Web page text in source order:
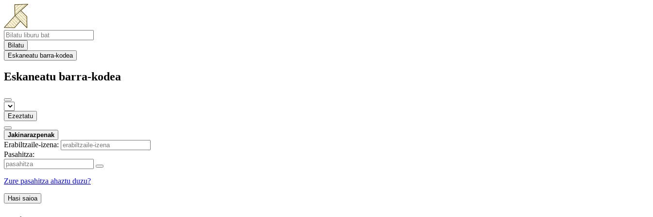
Bilatu
Eskaneatu barra-kodea
Eskaneatu barra-kodea
Ezeztatu
Jakinarazpenak
Erabiltzaile-izena:
Pasahitza:
Zure pasahitza ahaztu duzu?
Hasi saioa